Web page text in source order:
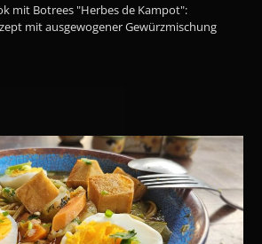
mit Botrees "Herbes de Kampot":
mit ausgewogener Gewürzmischung